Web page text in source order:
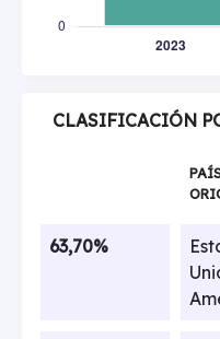
CLASIFICACIÓN
63,70%